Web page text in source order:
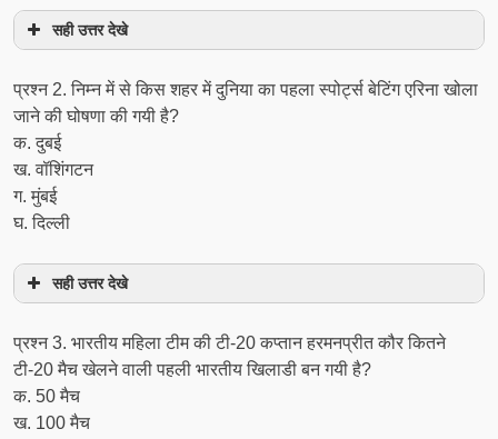
सही उत्तर देखे
प्रश्‍न 2. निम्न में से किस शहर में दुनिया का पहला स्पोर्ट्स बेटिंग एरिना खोला
जाने की घोषणा की गयी है?
क. दुबई
ख. वॉशिंगटन
ग. मुंबई
घ. दिल्ली
सही उत्तर देखे
प्रश्‍न 3. भारतीय महिला टीम की टी-20 कप्तान हरमनप्रीत कौर कितने
टी-20 मैच खेलने वाली पहली भारतीय खिलाडी बन गयी है?
क. 50 मैच
ख. 100 मैच